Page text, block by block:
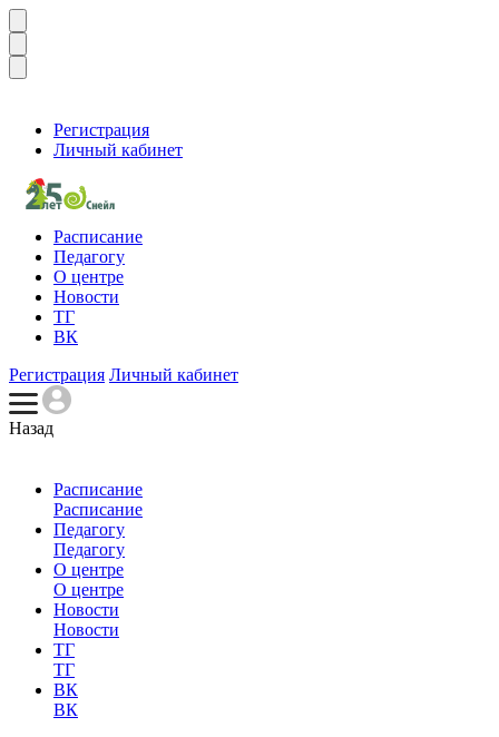
Регистрация
Личный кабинет
Расписание
Педагогу
О центре
Новости
ТГ
ВК
Регистрация Личный кабинет
Назад
Расписание
Расписание
Педагогу
Педагогу
О центре
О центре
Новости
Новости
ТГ
ТГ
ВК
ВК